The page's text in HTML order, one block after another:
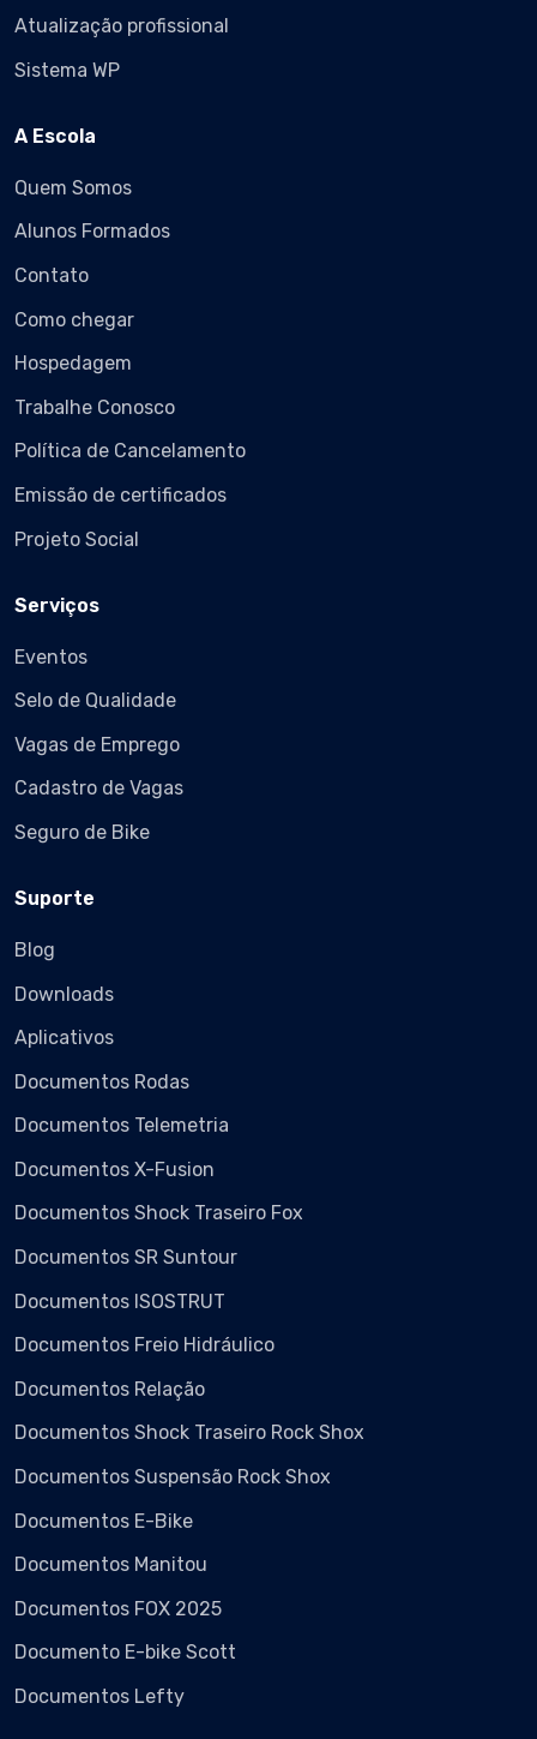
Atualização profissional
Sistema WP
A Escola
Quem Somos
Alunos Formados
Contato
Como chegar
Hospedagem
Trabalhe Conosco
Política de Cancelamento
Emissão de certificados
Projeto Social
Serviços
Eventos
Selo de Qualidade
Vagas de Emprego
Cadastro de Vagas
Seguro de Bike
Suporte
Blog
Downloads
Aplicativos
Documentos Rodas
Documentos Telemetria
Documentos X-Fusion
Documentos Shock Traseiro Fox
Documentos SR Suntour
Documentos ISOSTRUT
Documentos Freio Hidráulico
Documentos Relação
Documentos Shock Traseiro Rock Shox
Documentos Suspensão Rock Shox
Documentos E-Bike
Documentos Manitou
Documentos FOX 2025
Documento E-bike Scott
Documentos Lefty